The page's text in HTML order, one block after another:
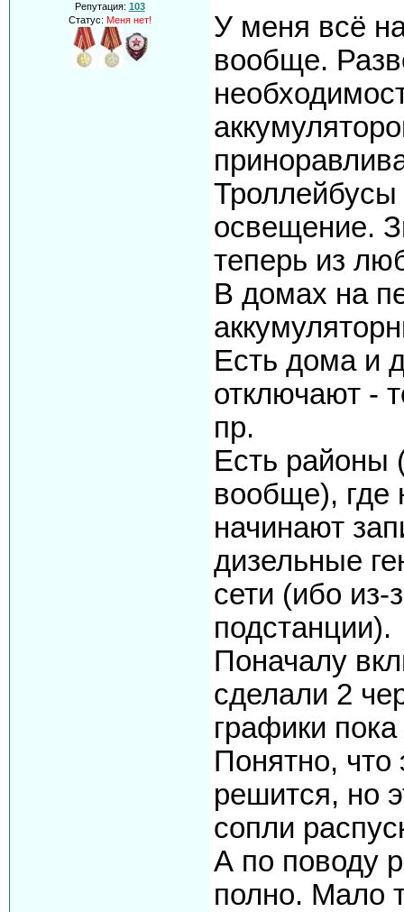
Репутация: 103
Статус: Меня нет!
У меня всё
вообще.
Троллейбусы
освещение.
теперь из
В домах на
Есть дома и
отключают -
пр.
Есть районы
вообще), где
начинают
дизельные
сети (ибо из-
подстанции).
Поначалу
сделали 2
графики
Понятно, что
решится, но
сопли
А по поводу
полно. Мало